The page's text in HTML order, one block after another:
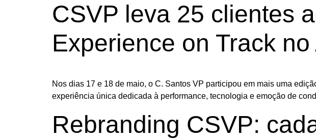
CSVP leva 25 clientes
Experience on Track
Nos dias 17 e 18 de maio, o C. Santos VP participou em mais uma
experiência única dedicada à performance, tecnologia e emoção de
Rebranding CSVP: